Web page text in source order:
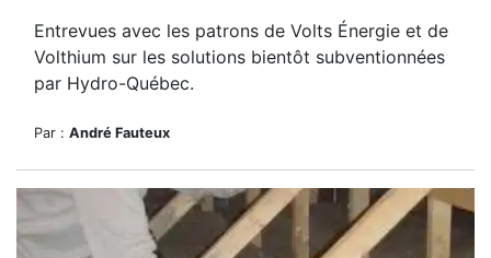
Entrevues avec les patrons de Volts Énergie et de
Volthium sur les solutions bientôt subventionnées
par Hydro-Québec.
Par : André Fauteux